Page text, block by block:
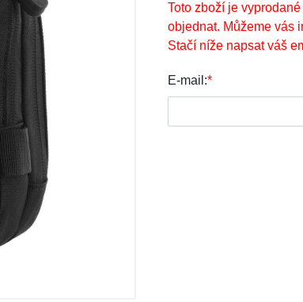
Toto zboží je
objednat. Můžeme vás
Stačí níže napsat váš
E-mail:*